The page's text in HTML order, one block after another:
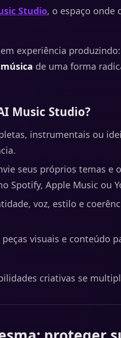
Studio, o espaço onde
experiência
de uma forma
Music Studio?
instrumentais ou
seus próprios temas e
Spotify, Apple Music ou
voz, estilo e
peças visuais e conteúdo
criativas se